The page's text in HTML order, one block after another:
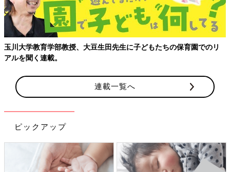
とあるメディアで紹介され、特に反響が大きかった絵日記がこち
ら。にいどゆうさんの絵日記をチェックし始めるきっかけがこの
1枚だった、という方も多いかもしれません。同時期のお子さん
を持つママから、まだ子育て経験がない人にまで感動を与えてく
れました。
どんな言葉も大切な思い出♪
玉川大学教育学部教授、大豆生田先生に子どもたちの保育園でのリ
アルを聞く連載。
連載一覧へ
ピックアップ